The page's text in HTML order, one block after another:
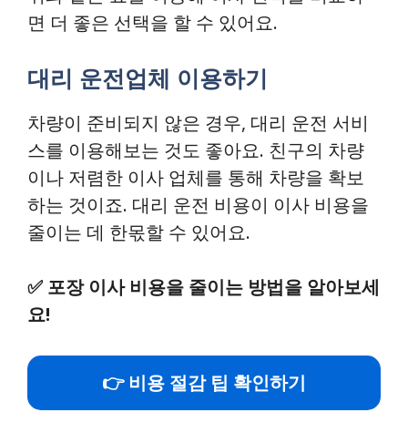
면 더 좋은 선택을 할 수 있어요.
대리 운전업체 이용하기
차량이 준비되지 않은 경우, 대리 운전 서비
스를 이용해보는 것도 좋아요. 친구의 차량
이나 저렴한 이사 업체를 통해 차량을 확보
하는 것이죠. 대리 운전 비용이 이사 비용을
줄이는 데 한몫할 수 있어요.
✅ 포장 이사 비용을 줄이는 방법을 알아보세
요!
👉 비용 절감 팁 확인하기